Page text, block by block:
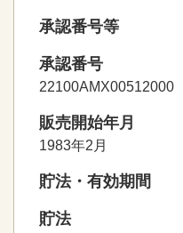
承認番号等
承認番号
22100AMX00512000
販売開始年月
1983年2月
貯法・有効期間
貯法